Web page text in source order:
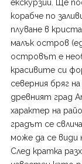
екскурзии. Ще
корабче по
плуване в
малък остров
островът е
красивите си
северния бряг
древният град
характер на
градът се
може да се види
След кратка